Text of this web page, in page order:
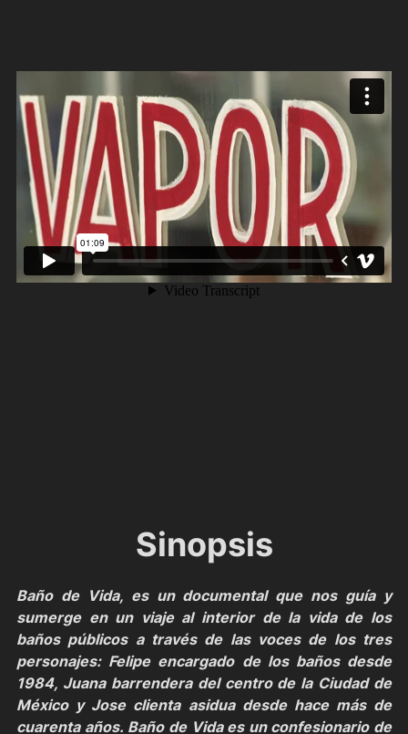
Sinopsis
Baño de Vida, es un documental que nos guía y
sumerge en un viaje al interior de la vida de los
baños públicos a través de las voces de los tres
personajes: Felipe encargado de los baños desde
1984, Juana barrendera del centro de la Ciudad de
México y Jose clienta asidua desde hace más de
cuarenta años. Baño de Vida es un confesionario de